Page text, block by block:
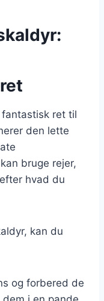
ret til
den lette
bruge rejer,
hvad du
kan du
og forbered de